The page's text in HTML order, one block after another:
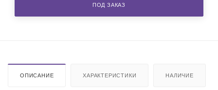
ПОД ЗАКАЗ
ОПИСАНИЕ ХАРАКТЕРИСТИКИ НАЛИЧИЕ